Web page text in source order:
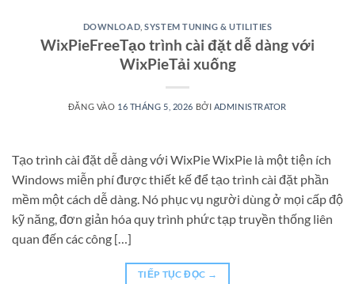
DOWNLOAD ,SYSTEM TUNING & UTILITIES
WixPieFreeTạo trình cài đặt dễ dàng với
WixPieTải xuống
ĐĂNG VÀO 16 THÁNG 5, 2026 BỞI ADMINISTRATOR
Tạo trình cài đặt dễ dàng với WixPie WixPie là một tiện ích
Windows miễn phí được thiết kế để tạo trình cài đặt phần
mềm một cách dễ dàng. Nó phục vụ người dùng ở mọi cấp độ
kỹ năng, đơn giản hóa quy trình phức tạp truyền thống liên
quan đến các công […]
TIẾP TỤC ĐỌC →